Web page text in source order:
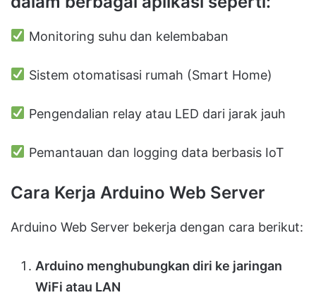
Monitoring suhu dan kelembaban
Sistem otomatisasi rumah (Smart Home)
Pengendalian relay atau LED dari jarak jauh
Pemantauan dan logging data berbasis IoT
Cara Kerja Arduino Web Server
Arduino Web Server bekerja dengan cara berikut:
Arduino menghubungkan diri ke jaringan
WiFi atau LAN